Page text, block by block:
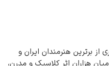
هنرمندان ایران و
اثر کلاسیک و مدرن،